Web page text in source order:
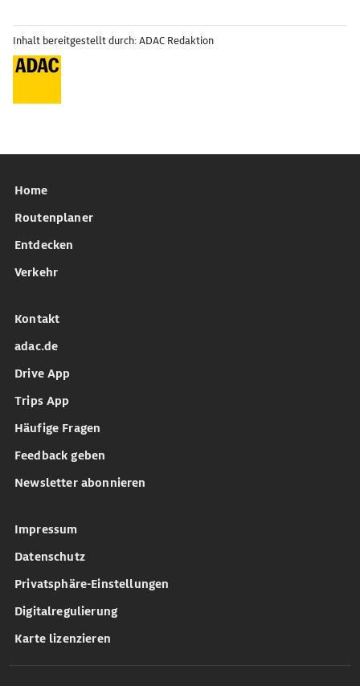
Inhalt bereitgestellt durch: ADAC Redaktion
Home
Routenplaner
Entdecken
Verkehr
Kontakt
adac.de
Drive App
Trips App
Häufige Fragen
Feedback geben
Newsletter abonnieren
Impressum
Datenschutz
Privatsphäre-Einstellungen
Digitalregulierung
Karte lizenzieren